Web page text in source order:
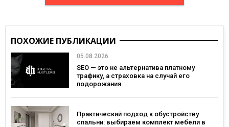
ПОХОЖИЕ ПУБЛИКАЦИИ
05.08.2026
SEO — это не альтернатива платному
трафику, а страховка на случай его
подорожания
Практический подход к обустройству
спальни: выбираем комплект мебели в